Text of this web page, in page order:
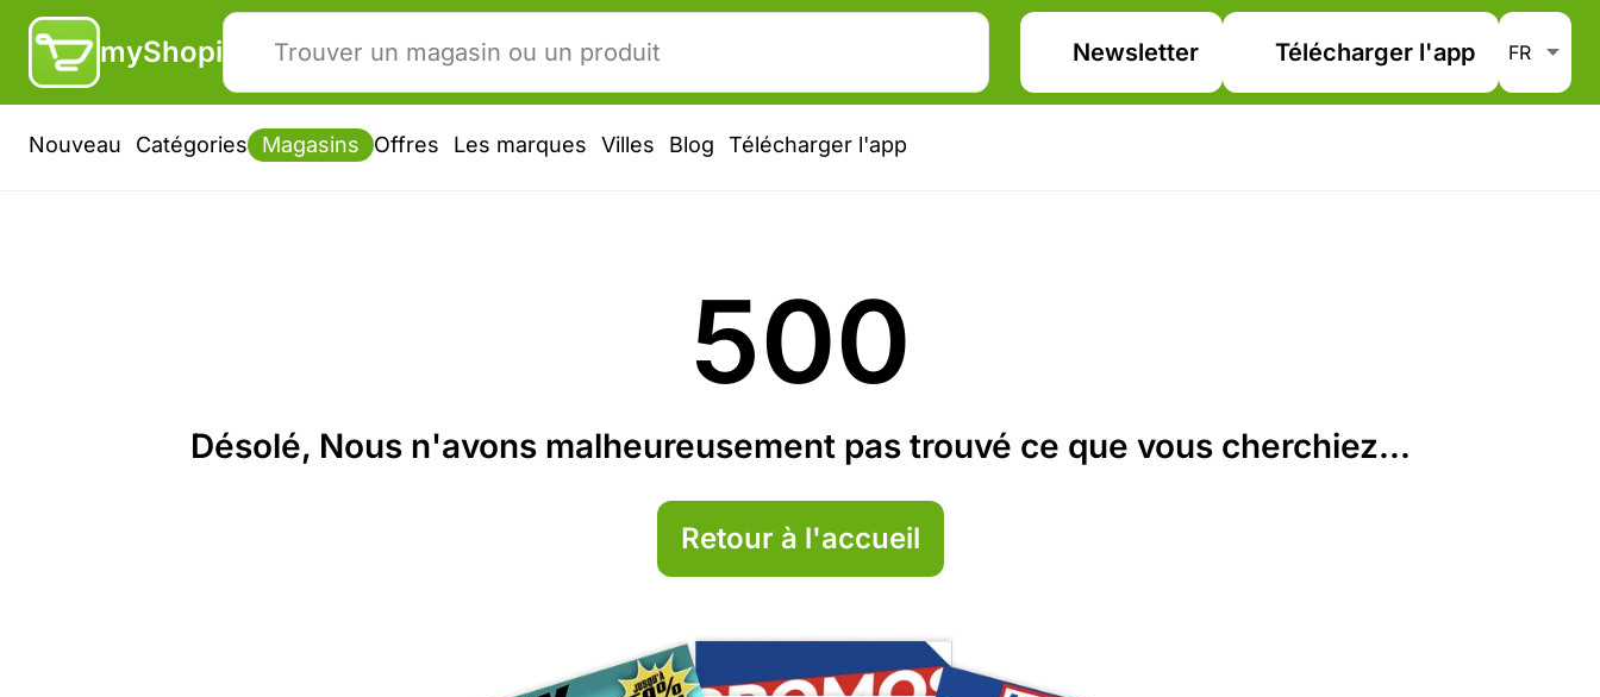
myShopi Newsletter Télécharger l'app
Nouveau Catégories Magasins Offres Les marques Villes Blog Télécharger l'app
500
Désolé, Nous n'avons malheureusement pas trouvé ce que vous cherchiez...
Retour à l'accueil